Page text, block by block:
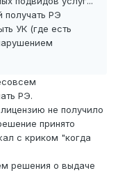
получать РЭ
УК (где есть
РЭ.
не получило
принято
с криком "когда
решения о выдаче